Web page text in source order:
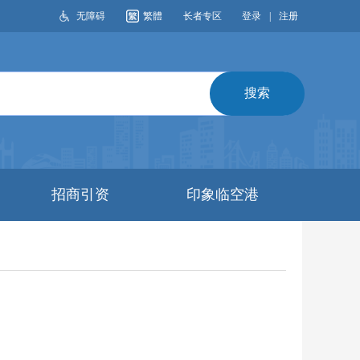
无障碍 繁體 长者专区 登录 注册
搜索
招商引资 印象临空港